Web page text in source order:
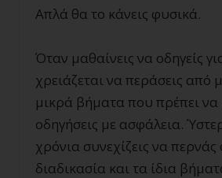
Απλά θα το κάνεις φυσικά.
Όταν μαθαίνεις να οδηγείς
χρειάζεται να περάσεις από
μικρά βήματα που πρέπει να
οδηγήσεις με ασφάλεια.
χρόνια συνεχίζεις να περνάς
διαδικασία και τα ίδια